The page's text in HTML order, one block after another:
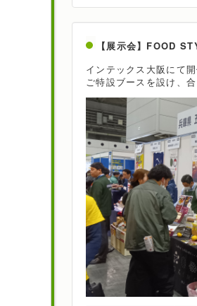
【展示会】FOOD
インテックス大阪にて
ご特設ブースを設け、